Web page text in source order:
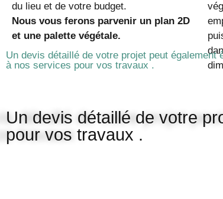
du lieu et de votre budget.
Nous vous ferons parvenir un plan 2D
et une palette végétale.
Un devis détaillé de votre projet peut également
à nos services pour vos travaux .
Un devis détaillé de votre
pour vos travaux .